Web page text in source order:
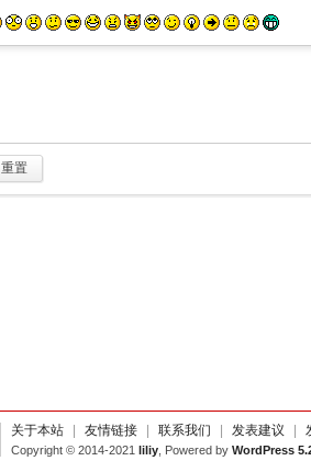
重置
关于本站 友情链接 联系我们 发表建议
Copyright © 2014-2021 liliy , Powered by WordPress